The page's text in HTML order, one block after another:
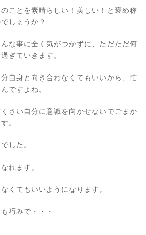
ことを素晴らしい！美しい！と褒め称
しょうか？
な事に全く気がつかずに、ただただ何
ぎていきます。
自身と向き合わなくてもいいから、忙
ですよね。
さい自分に意識を向かせないでごまか
。
した。
れます。
くてもいいようになります。
巧みで・・・